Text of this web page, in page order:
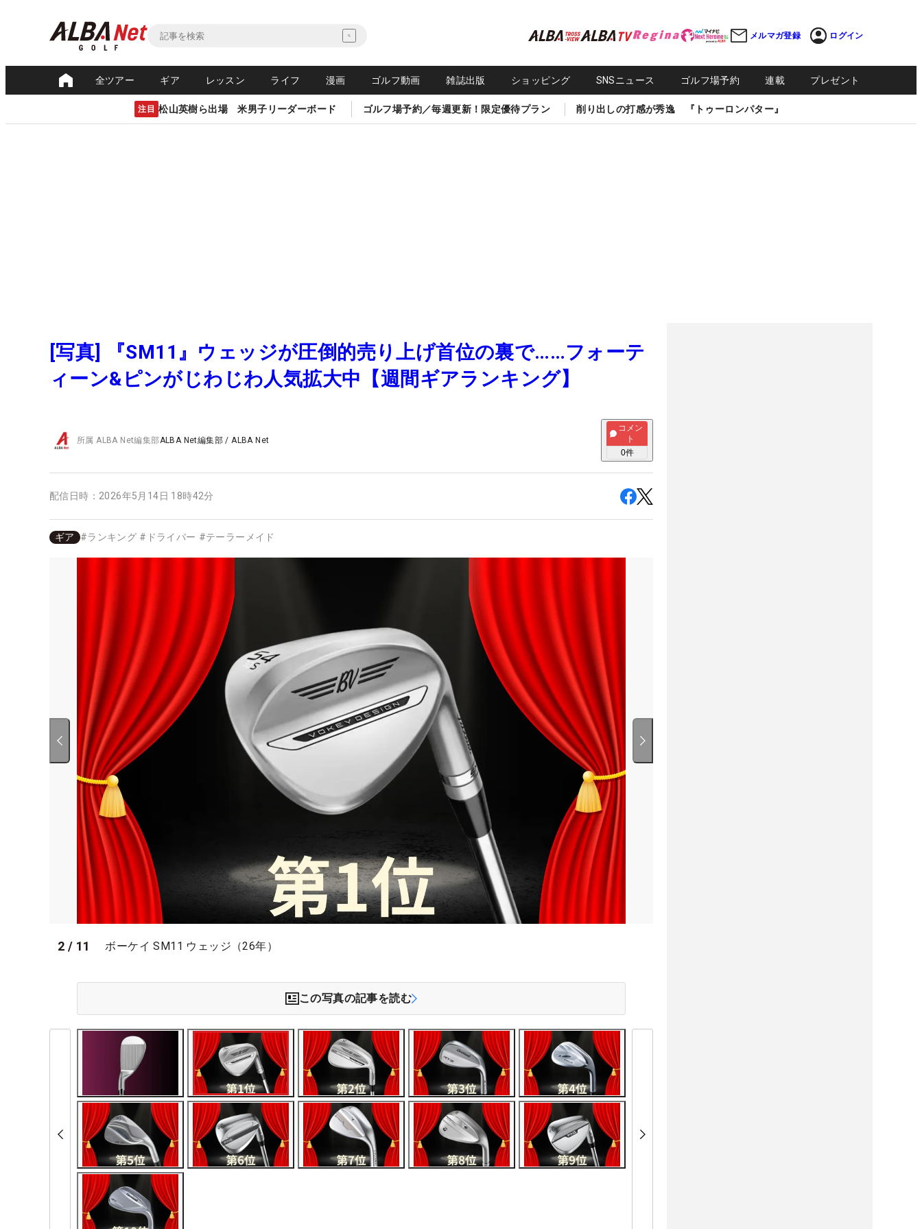
メルマガ登録 ログイン
全ツアー ギア レッスン ライフ 漫画 ゴルフ動画 雑誌出版 ショッピング SNSニュース ゴルフ場予約 連載 プレゼント
注目 松山英樹ら出場 米男子リーダーボード ゴルフ場予約／毎週更新！限定優待プラン 削り出しの打感が秀逸 『トゥーロンパター』
[写真] 『SM11』ウェッジが圧倒的売り上げ首位の裏で……フォーテ
ィーン&ピンがじわじわ人気拡大中【週間ギアランキング】
所属ALBA Net編集部ALBA Net編集部 /ALBA Net
コメン
ト
0件
配信日時： 2026年5月14日 18時42分
ギア #ランキング # ドライバー #テーラーメイド
2 / 11 ボーケイ SM11 ウェッジ（26年）
この写真の記事を読む